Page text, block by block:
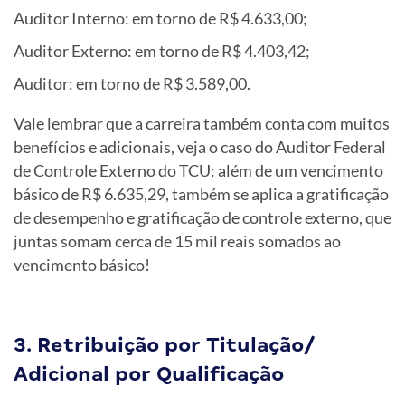
Auditor Interno: em torno de R$ 4.633,00;
Auditor Externo: em torno de R$ 4.403,42;
Auditor: em torno de R$ 3.589,00.
Vale lembrar que a carreira também conta com muitos
benefícios e adicionais, veja o caso do Auditor Federal
de Controle Externo do TCU: além de um vencimento
básico de R$ 6.635,29, também se aplica a gratificação
de desempenho e gratificação de controle externo, que
juntas somam cerca de 15 mil reais somados ao
vencimento básico!
3. Retribuição por Titulação/
Adicional por Qualificação